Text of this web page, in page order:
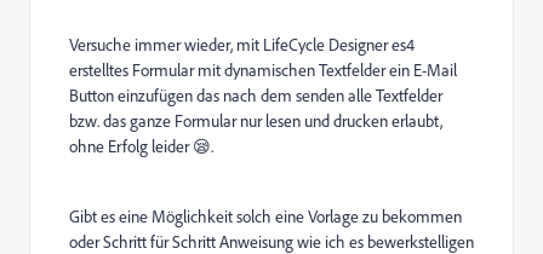
Versuche immer wieder, mit LifeCycle Designer es4
erstelltes Formular mit dynamischen Textfelder ein E-Mail
Button einzufügen das nach dem senden alle Textfelder
bzw. das ganze Formular nur lesen und drucken erlaubt,
ohne Erfolg leider 😪.
Gibt es eine Möglichkeit solch eine Vorlage zu bekommen
oder Schritt für Schritt Anweisung wie ich es bewerkstelligen